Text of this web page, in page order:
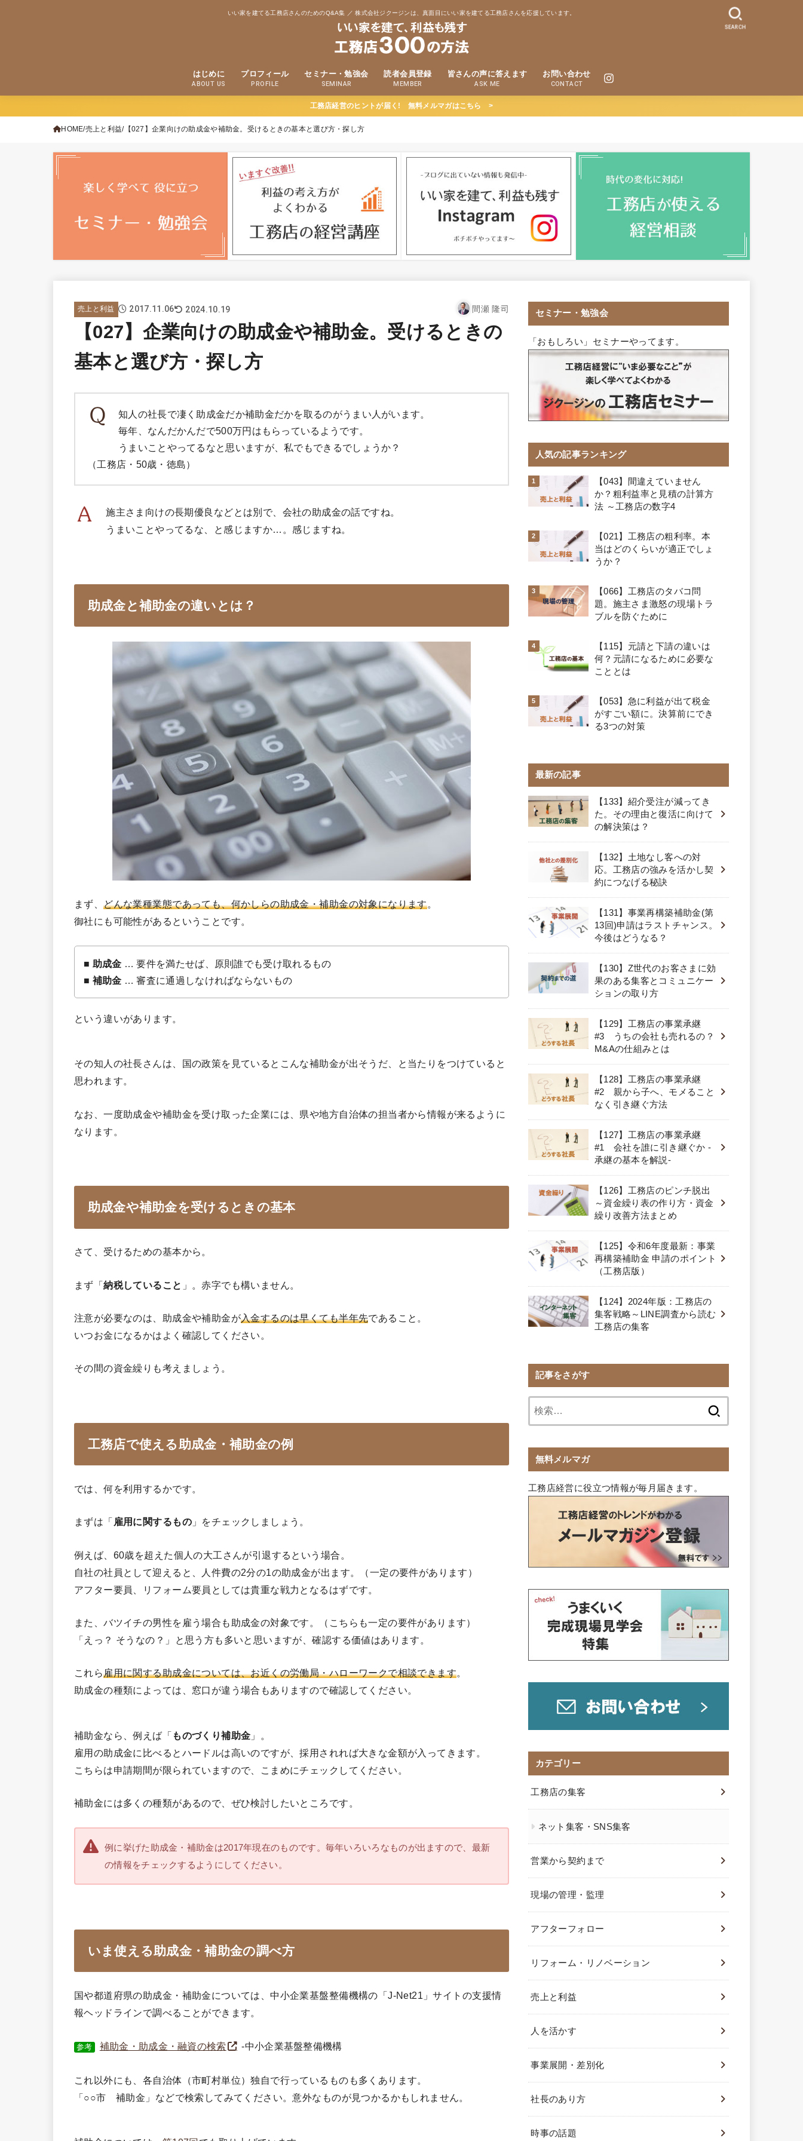
いい家を建てる工務店さんのためのQ&A集 ／ 株式会社ジクージンは、真面目にいい家を建てる工務店さんを応援しています。
はじめに
ABOUT US
プロフィール
PROFILE
セミナー・勉強会
SEMINAR
読者会員登録
MEMBER
皆さんの声に答えます
ASK ME
お問い合わせ
CONTACT
SEARCH
工務店経営のヒントが届く! 無料メルマガはこちら >
HOME 売上と利益 【027】企業向けの助成金や補助金。受けるときの基本と選び方・探し方
売上と利益 2017.11.06 2024.10.19 間瀬 隆司
【027】企業向けの助成金や補助金。受けるときの
基本と選び方・探し方
知人の社長で凄く助成金だか補助金だかを取るのがうまい人がいます。
毎年、なんだかんだで500万円はもらっているようです。
うまいことやってるなと思いますが、私でもできるでしょうか？
（工務店・50歳・徳島）
施主さま向けの長期優良などとは別で、会社の助成金の話ですね。
うまいことやってるな、と感じますか…。感じますね。
助成金と補助金の違いとは？
まず、どんな業種業態であっても、何かしらの助成金・補助金の対象になります。
御社にも可能性があるということです。
■ 助成金 … 要件を満たせば、原則誰でも受け取れるもの
■ 補助金 … 審査に通過しなければならないもの
という違いがあります。
その知人の社長さんは、国の政策を見ているとこんな補助金が出そうだ、と当たりをつけていると
思われます。
なお、一度助成金や補助金を受け取った企業には、県や地方自治体の担当者から情報が来るように
なります。
助成金や補助金を受けるときの基本
さて、受けるための基本から。
まず「納税していること 」。赤字でも構いません。
注意が必要なのは、助成金や補助金が入金するのは早くても半年先であること。
いつお金になるかはよく確認してください。
その間の資金繰りも考えましょう。
工務店で使える助成金・補助金の例
では、何を利用するかです。
まずは「 雇用に関するもの」をチェックしましょう。
例えば、60歳を超えた個人の大工さんが引退するという場合。
自社の社員として迎えると、人件費の2分の1の助成金が出ます。（一定の要件があります）
アフター要員、リフォーム要員としては貴重な戦力となるはずです。
また、バツイチの男性を雇う場合も助成金の対象です。（こちらも一定の要件があります）
「えっ？ そうなの？」と思う方も多いと思いますが、確認する価値はあります。
これら雇用に関する助成金については、お近くの労働局・ハローワークで相談できます。
助成金の種類によっては、窓口が違う場合もありますので確認してください。
補助金なら、例えば「 ものづくり補助金 」。
雇用の助成金に比べるとハードルは高いのですが、採用されれば大きな金額が入ってきます。
こちらは申請期間が限られていますので、こまめにチェックしてください。
補助金には多くの種類があるので、ぜひ検討したいところです。
例に挙げた助成金・補助金は2017年現在のものです。毎年いろいろなものが出ますので、最新
の情報をチェックするようにしてください。
いま使える助成金・補助金の調べ方
国や都道府県の助成金・補助金については、中小企業基盤整備機構の「J-Net21」サイトの支援情
報ヘッドラインで調べることができます。
参考 補助金・助成金・融資の検索 -中小企業基盤整備機構
これ以外にも、各自治体（市町村単位）独自で行っているものも多くあります。
「○○市 補助金」などで検索してみてください。意外なものが見つかるかもしれません。
セミナー・勉強会
「おもしろい」セミナーやってます。
人気の記事ランキング
【043】間違えていません
か？粗利益率と見積の計算方
法 ～工務店の数字4
【021】工務店の粗利率。本
当はどのくらいが適正でしょ
うか？
【066】工務店のタバコ問
題。施主さま激怒の現場トラ
ブルを防ぐために
【115】元請と下請の違いは
何？元請になるために必要な
こととは
【053】急に利益が出て税金
がすごい額に。決算前にでき
る3つの対策
最新の記事
【133】紹介受注が減ってき
た。その理由と復活に向けて
の解決策は？
【132】土地なし客への対
応。工務店の強みを活かし契
約につなげる秘訣
【131】事業再構築補助金(第
13回)申請はラストチャンス。
今後はどうなる？
【130】Z世代のお客さまに効
果のある集客とコミュニケー
ションの取り方
【129】工務店の事業承継
#3 うちの会社も売れるの？
M&Aの仕組みとは
【128】工務店の事業承継
#2 親から子へ、モメること
なく引き継ぐ方法
【127】工務店の事業承継
#1 会社を誰に引き継ぐか -
承継の基本を解説-
【126】工務店のピンチ脱出
～資金繰り表の作り方・資金
繰り改善方法まとめ
【125】令和6年度最新：事業
再構築補助金 申請のポイント
（工務店版）
【124】2024年版：工務店の
集客戦略～LINE調査から読む
工務店の集客
記事をさがす
無料メルマガ
工務店経営に役立つ情報が毎月届きます。
カテゴリー
工務店の集客
ネット集客・SNS集客
営業から契約まで
現場の管理・監理
アフターフォロー
リフォーム・リノベーション
売上と利益
人を活かす
事業展開・差別化
社長のあり方
時事の話題